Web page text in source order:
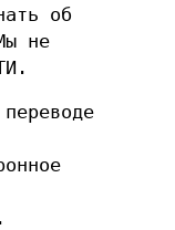
об
не
.